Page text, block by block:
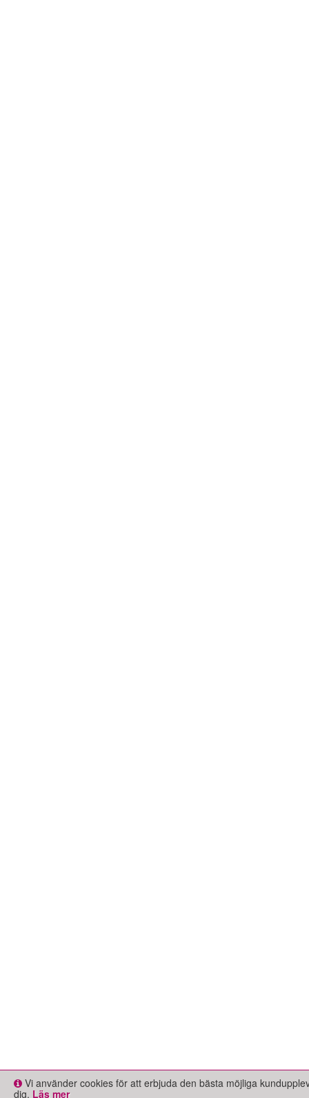
Vi använder cookies för att erbjuda den bästa möjliga
dig. Läs mer